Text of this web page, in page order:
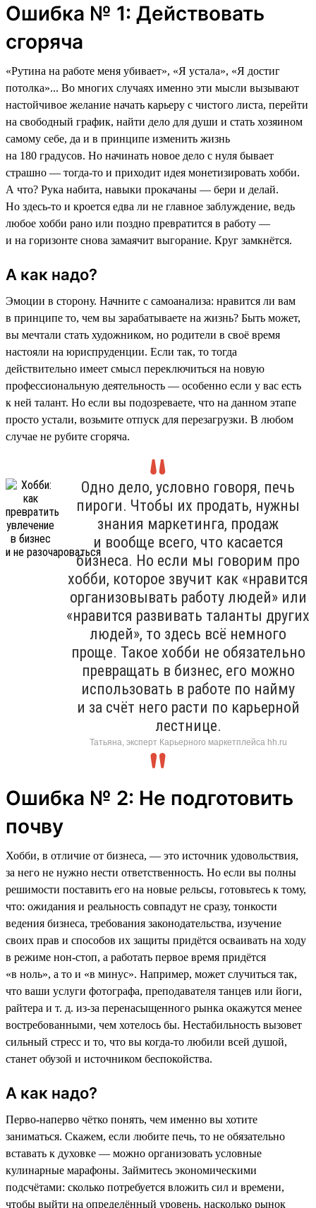
Ошибка № 1: Действовать
сгоряча
«Рутина на работе меня убивает», «Я устала», «Я достиг
потолка»... Во многих случаях именно эти мысли вызывают
настойчивое желание начать карьеру с чистого листа, перейти
на свободный график, найти дело для души и стать хозяином
самому себе, да и в принципе изменить жизнь
на 180 градусов. Но начинать новое дело с нуля бывает
страшно — тогда-то и приходит идея монетизировать хобби.
А что? Рука набита, навыки прокачаны — бери и делай.
Но здесь-то и кроется едва ли не главное заблуждение, ведь
любое хобби рано или поздно превратится в работу —
и на горизонте снова замаячит выгорание. Круг замкнётся.
А как надо?
Эмоции в сторону. Начните с самоанализа: нравится ли вам
в принципе то, чем вы зарабатываете на жизнь? Быть может,
вы мечтали стать художником, но родители в своё время
настояли на юриспруденции. Если так, то тогда
действительно имеет смысл переключиться на новую
профессиональную деятельность — особенно если у вас есть
к ней талант. Но если вы подозреваете, что на данном этапе
просто устали, возьмите отпуск для перезагрузки. В любом
случае не рубите сгоряча.
Одно дело, условно говоря, печь
пироги. Чтобы их продать, нужны
знания маркетинга, продаж
и вообще всего, что касается
бизнеса. Но если мы говорим про
хобби, которое звучит как «нравится
организовывать работу людей» или
«нравится развивать таланты других
людей», то здесь всё немного
проще. Такое хобби не обязательно
превращать в бизнес, его можно
использовать в работе по найму
и за счёт него расти по карьерной
лестнице.
Татьяна, эксперт Карьерного маркетплейса hh.ru
Ошибка № 2: Не подготовить
почву
Хобби, в отличие от бизнеса, — это источник удовольствия,
за него не нужно нести ответственность. Но если вы полны
решимости поставить его на новые рельсы, готовьтесь к тому,
что: ожидания и реальность совпадут не сразу, тонкости
ведения бизнеса, требования законодательства, изучение
своих прав и способов их защиты придётся осваивать на ходу
в режиме нон-стоп, а работать первое время придётся
«в ноль», а то и «в минус». Например, может случиться так,
что ваши услуги фотографа, преподавателя танцев или йоги,
райтера и т. д. из-за перенасыщенного рынка окажутся менее
востребованными, чем хотелось бы. Нестабильность вызовет
сильный стресс и то, что вы когда-то любили всей душой,
станет обузой и источником беспокойства.
А как надо?
Перво-наперво чётко понять, чем именно вы хотите
заниматься. Скажем, если любите печь, то не обязательно
вставать к духовке — можно организовать условные
кулинарные марафоны. Займитесь экономическими
подсчётами: сколько потребуется вложить сил и времени,
чтобы выйти на определённый уровень, насколько рынок